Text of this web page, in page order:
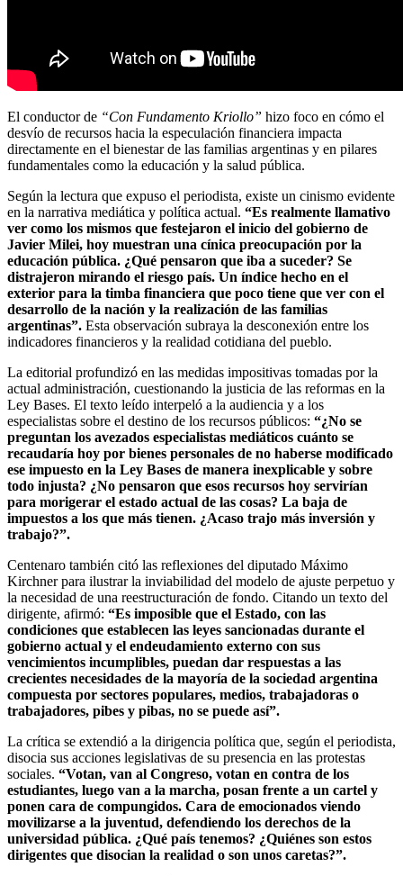
El conductor de “Con Fundamento Kriollo” hizo foco en cómo el
desvío de recursos hacia la especulación financiera impacta
directamente en el bienestar de las familias argentinas y en pilares
fundamentales como la educación y la salud pública.
Según la lectura que expuso el periodista, existe un cinismo evidente
en la narrativa mediática y política actual. “Es realmente llamativo
ver como los mismos que festejaron el inicio del gobierno de
Javier Milei, hoy muestran una cínica preocupación por la
educación pública. ¿Qué pensaron que iba a suceder? Se
distrajeron mirando el riesgo país. Un índice hecho en el
exterior para la timba financiera que poco tiene que ver con el
desarrollo de la nación y la realización de las familias
argentinas”. Esta observación subraya la desconexión entre los
indicadores financieros y la realidad cotidiana del pueblo.
La editorial profundizó en las medidas impositivas tomadas por la
actual administración, cuestionando la justicia de las reformas en la
Ley Bases. El texto leído interpeló a la audiencia y a los
especialistas sobre el destino de los recursos públicos: “¿No se
preguntan los avezados especialistas mediáticos cuánto se
recaudaría hoy por bienes personales de no haberse modificado
ese impuesto en la Ley Bases de manera inexplicable y sobre
todo injusta? ¿No pensaron que esos recursos hoy servirían
para morigerar el estado actual de las cosas? La baja de
impuestos a los que más tienen. ¿Acaso trajo más inversión y
trabajo?”.
Centenaro también citó las reflexiones del diputado Máximo
Kirchner para ilustrar la inviabilidad del modelo de ajuste perpetuo y
la necesidad de una reestructuración de fondo. Citando un texto del
dirigente, afirmó: “Es imposible que el Estado, con las
condiciones que establecen las leyes sancionadas durante el
gobierno actual y el endeudamiento externo con sus
vencimientos incumplibles, puedan dar respuestas a las
crecientes necesidades de la mayoría de la sociedad argentina
compuesta por sectores populares, medios, trabajadoras o
trabajadores, pibes y pibas, no se puede así”.
La crítica se extendió a la dirigencia política que, según el periodista,
disocia sus acciones legislativas de su presencia en las protestas
sociales. “Votan, van al Congreso, votan en contra de los
estudiantes, luego van a la marcha, posan frente a un cartel y
ponen cara de compungidos. Cara de emocionados viendo
movilizarse a la juventud, defendiendo los derechos de la
universidad pública. ¿Qué país tenemos? ¿Quiénes son estos
dirigentes que disocian la realidad o son unos caretas?”.